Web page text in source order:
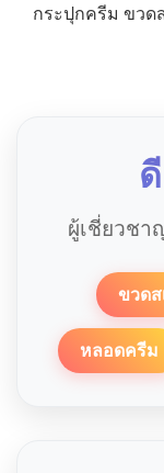
กระปุกครีม ขวด
ผู้เชี่ยวช
ขวดส
หลอดครีม